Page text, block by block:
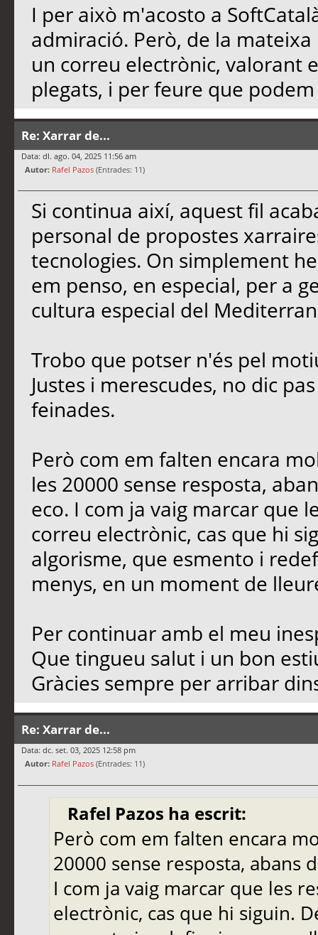
I per això m'acosto a
admiració. Però, de la
un correu electrònic, valorant
plegats, i per feure que
Re: Xarrar de...
Data: dl. ago. 04, 2025 11:56 am
Autor: Rafel Pazos (Entrades: 11)
Si continua així, aquest fil
personal de propostes
tecnologies. On simplement
em penso, en especial, per a
cultura especial del
Trobo que potser n'és pel
Justes i merescudes, no dic
feinades.
Però com em falten encara
les 20000 sense resposta,
eco. I com ja vaig marcar que
correu electrònic, cas que hi
algorisme, que esmento i
menys, en un moment de
Per continuar amb el meu
Que tingueu salut i un bon
Gràcies sempre per arribar
Re: Xarrar de...
Data: dc. set. 03, 2025 12:58 pm
Autor: Rafel Pazos (Entrades: 11)
Rafel Pazos ha escrit:
Però com em falten encara
20000 sense resposta, abans
I com ja vaig marcar que les
electrònic, cas que hi siguin.